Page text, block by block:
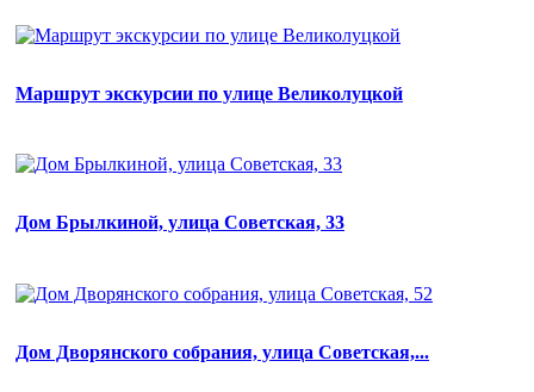
Маршрут экскурсии по улице Великолуцкой
Дом Брылкиной, улица Советская, 33
Дом Дворянского собрания, улица Советская,...